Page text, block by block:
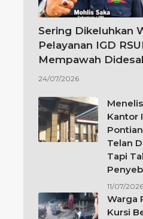
Sering Dikeluhkan
Pelayanan IGD
Mempawah
24/07/2026
Kantor
Telan
Tapi
11/07/2026
Warga
Kursi